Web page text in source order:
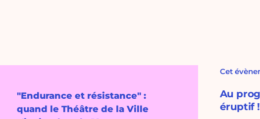
"Endurance et résistance" :
quand le Théâtre de la Ville
Cet
Au
éruptif !